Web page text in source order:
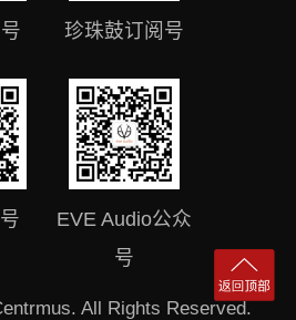
珍珠鼓订阅号
EVE Audio公众
号
All Rights Reserved.